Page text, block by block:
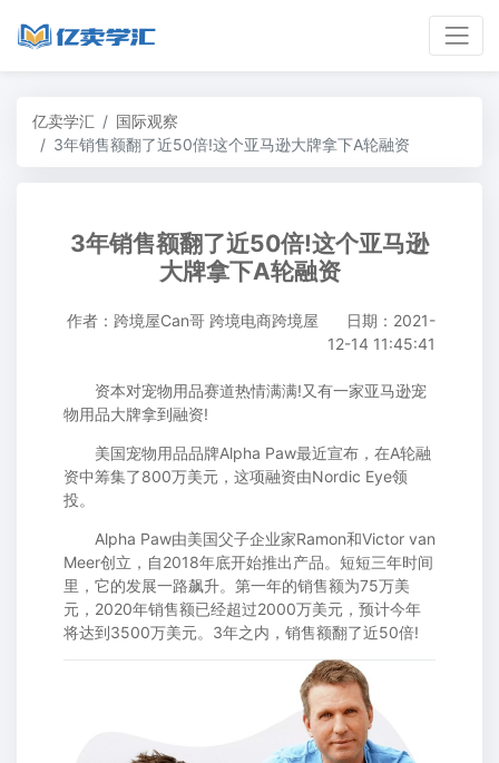
亿卖学汇
国际观察
3年销售额翻了近50倍!这个亚马逊大牌拿下A轮融资
3年销售额翻了近50倍!这个亚马逊
大牌拿下A轮融资
作者：跨境屋Can哥 跨境电商跨境屋
日期：2021-
12-14 11:45:41
资本对宠物用品赛道热情满满!又有一家亚马逊宠
物用品大牌拿到融资!
美国宠物用品品牌Alpha Paw最近宣布，在A轮融
资中筹集了800万美元，这项融资由Nordic Eye领
投。
Alpha Paw由美国父子企业家Ramon和Victor van
Meer创立，自2018年底开始推出产品。短短三年时间
里，它的发展一路飙升。第一年的销售额为75万美
元，2020年销售额已经超过2000万美元，预计今年
将达到3500万美元。3年之内，销售额翻了近50倍!